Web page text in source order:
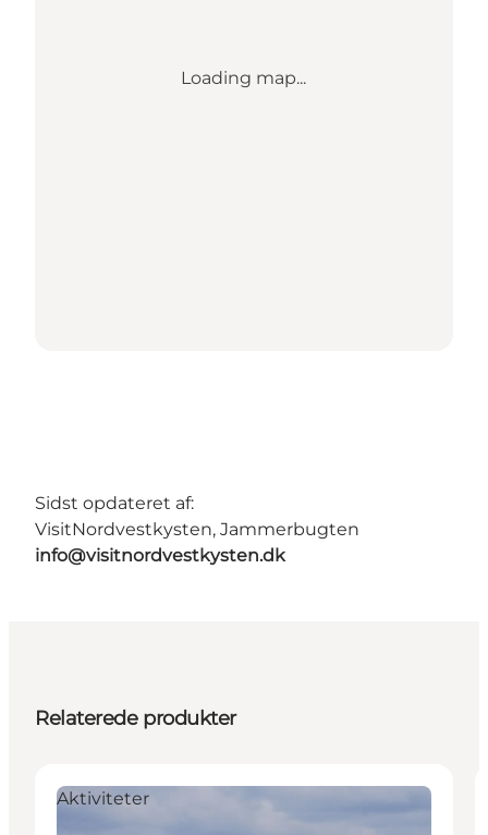
Loading map...
Sidst opdateret af:
VisitNordvestkysten, Jammerbugten
info@visitnordvestkysten.dk
Relaterede produkter
Aktiviteter